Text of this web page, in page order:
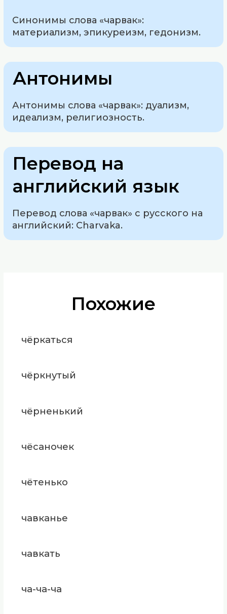
Синонимы слова «чарвак»:
материализм, эпикуреизм, гедонизм.
Антонимы
Антонимы слова «чарвак»: дуализм,
идеализм, религиозность.
Перевод на
английский язык
Перевод слова «чарвак» с русского на
английский: Charvaka.
Похожие
чёркаться
чёркнутый
чёрненький
чёсаночек
чётенько
чавканье
чавкать
ча-ча-ча